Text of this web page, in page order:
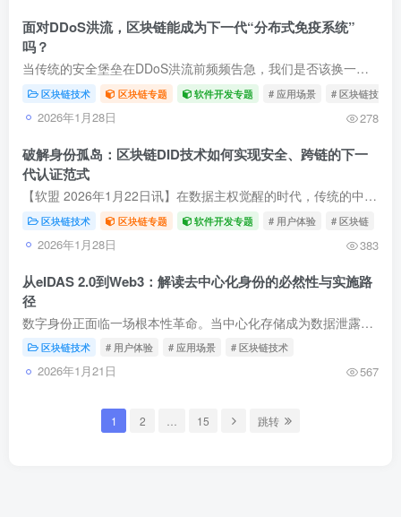
面对DDoS洪流，区块链能成为下一代“分布式免疫系统”
吗？
当传统的安全堡垒在DDoS洪流前频频告急，我们是否该换一种思维？本文揭示，区块链正以其分布式的信任基因，将安全架构从“集中守护”革命为“群体免疫”。我们深入探讨其实现可信协同、自动响应...
区块链技术 区块链专题 软件开发专题 # 应用场景 # 区块链技术
2026年1月28日 278
破解身份孤岛：区块链DID技术如何实现安全、跨链的下一
代认证范式
【软盟 2026年1月22日讯】在数据主权觉醒的时代，传统的中心化身份认证正深陷隐私泄露与互操作困局。本文深度剖析了一场静默的革命：基于区块链的去中心化身份（DID）技术，如何以W3C国际标准为...
区块链技术 区块链专题 软件开发专题 # 用户体验 # 区块链
2026年1月28日 383
从eIDAS 2.0到Web3：解读去中心化身份的必然性与实施路
径
数字身份正面临一场根本性革命。当中心化存储成为数据泄露的根源，去中心化身份（DID）技术携“用户自主掌控”的承诺而来。本文深度剖析这场范式转移：从W3C核心标准与零知识证明的铠甲，到欧盟...
区块链技术 # 用户体验 # 应用场景 # 区块链技术
2026年1月21日 567
1 2 … 15 跳转